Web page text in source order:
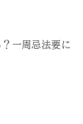
一周忌法要に